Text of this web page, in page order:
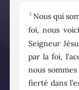
1 Nous qui
foi, nous
Seigneur
par la foi,
nous
fierté dans